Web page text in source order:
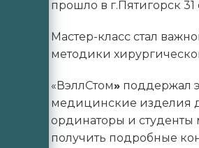
прошло в г.Пятигорск
Мастер-класс стал
методики
«ВэллСтом» поддержал
медицинские изделия
ординаторы и студенты
получить подробные